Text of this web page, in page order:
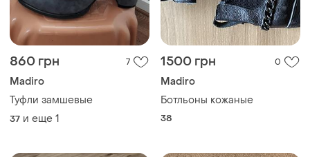
860 грн 7
Madiro
Туфли замшевые
37 и еще 1
1500 грн 0
Madiro
Ботльоны кожаные
38